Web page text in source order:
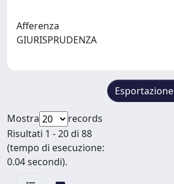
Afferenza
GIURISPRUDENZA
Esportazione
Mostra
records
Risultati 1 - 20 di 88
(tempo di esecuzione:
0.04 secondi).